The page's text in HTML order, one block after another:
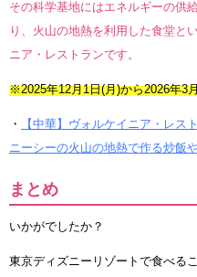
その科学基地にはエネルギーの供
り、火山の地熱を利用した食堂と
ニア・レストランです。
※2025年12月1日(月)から2026年3
・
【中華】ヴォルケイニア・レス
ニーシーの火山の地熱で作る炒飯
まとめ
いかがでしたか？
東京ディズニーリゾートで食べる